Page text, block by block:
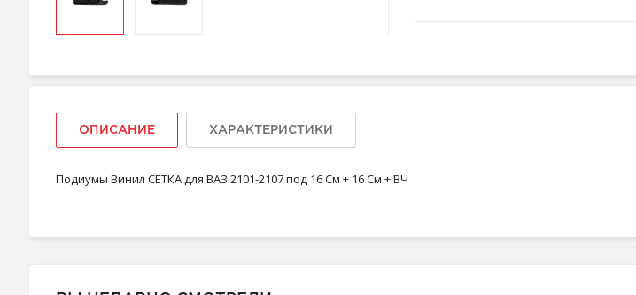
ОПИСАНИЕ ХАРАКТЕРИСТИКИ
Подиумы Винил СЕТКА для ВАЗ 2101-2107 под 16 См + 16 См + ВЧ